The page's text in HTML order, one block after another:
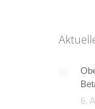
6.